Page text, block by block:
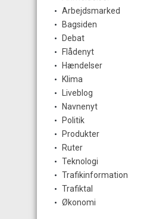
Arbejdsmarked
Bagsiden
Debat
Flådenyt
Hændelser
Klima
Liveblog
Navnenyt
Politik
Produkter
Ruter
Teknologi
Trafikinformation
Trafiktal
Økonomi